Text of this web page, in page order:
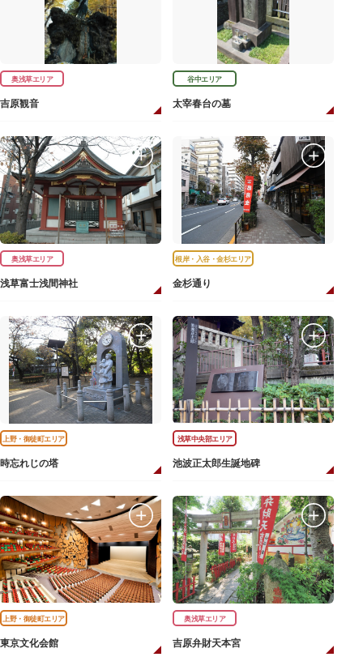
奥浅草エリア
吉原観音
谷中エリア
太宰春台の墓
奥浅草エリア
浅草富士浅間神社
根岸・入谷・金杉エリア
金杉通り
上野・御徒町エリア
時忘れじの塔
浅草中央部エリア
池波正太郎生誕地碑
上野・御徒町エリア
東京文化会館
奥浅草エリア
吉原弁財天本宮